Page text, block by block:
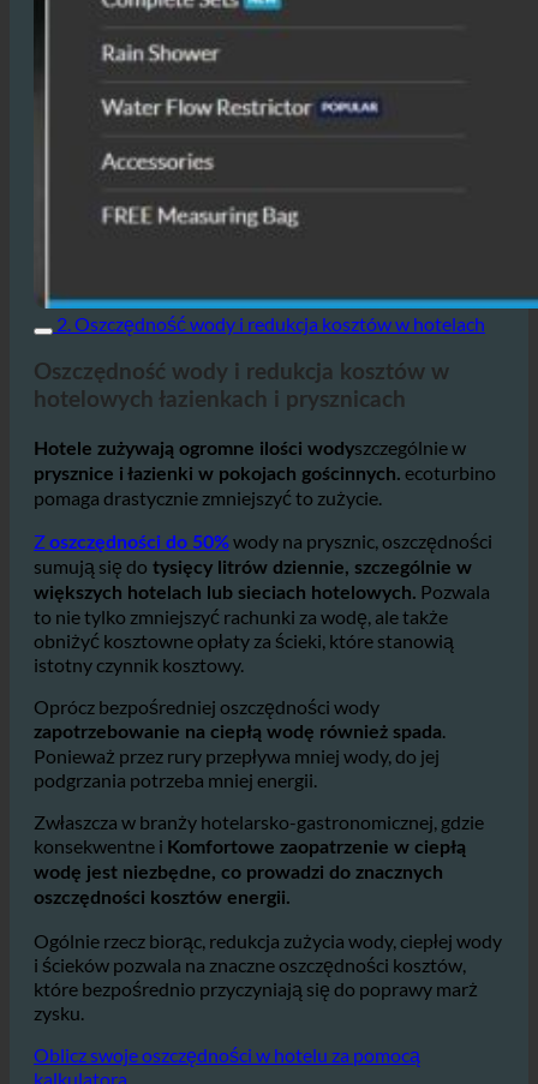
2. Oszczędność wody i redukcja kosztów w hotelach
hotelowych łazienkach i prysznicach
Hotele zużywają ogromne ilości wodyszczególnie w
prysznice i łazienki w pokojach gościnnych.
ecoturbino
pomaga drastycznie zmniejszyć to zużycie.
Zoszczędności do 50%wody na prysznic, oszczędności
sumują się dotysięcy litrów dziennie, szczególnie w
większych hotelach lub sieciach hotelowych.Pozwala
to nie tylko zmniejszyć rachunki za wodę, ale także
obniżyć kosztowne opłaty za ścieki, które stanowią
istotny czynnik kosztowy.
Oprócz bezpośredniej oszczędności wody
zapotrzebowanie na ciepłą wodę również spada
Ponieważ przez rury przepływa mniej wody, do jej
podgrzania potrzeba mniej energii.
Zwłaszcza w branży hotelarsko-gastronomicznej, gdzie
konsekwentne iKomfortowe zaopatrzenie w ciepłą
wodę jest niezbędne, co prowadzi do znacznych
oszczędności kosztów energii.
Ogólnie rzecz biorąc, redukcja zużycia wody, ciepłej wody
i ścieków pozwala na znaczne oszczędności kosztów,
które bezpośrednio przyczyniają się do poprawy marż
zysku.